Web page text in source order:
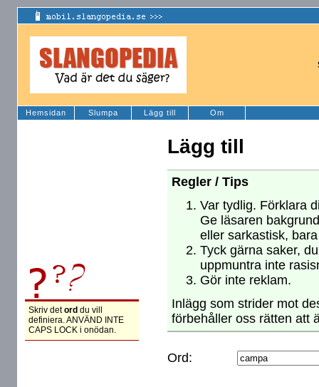
Hemsidan Slumpa Lägg till Om
Skriv detord du vill
definiera. ANVÄND INTE
CAPS LOCK i onödan.
Lägg till
Regler / Tips
Var tydlig. Förklara
Ge läsaren
eller sarkastisk,
Tyck gärna saker,
uppmuntra inte
Gör inte reklam.
Inlägg som strider mot
förbehåller oss rätten att
Ord: